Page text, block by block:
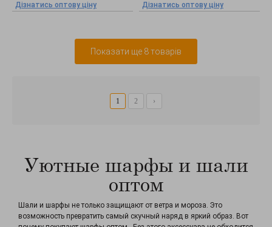
Дізнатись оптову ціну
Дізнатись оптову ціну
Показати ще 8 товарів
1 2 ›
Уютные шарфы и шали
оптом
Шали и шарфы не только защищают от ветра и мороза. Это
возможность превратить самый скучный наряд в яркий образ. Вот